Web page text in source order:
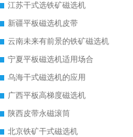
江苏干式选铁矿磁选机
新疆平板磁选机皮带
云南未来有前景的铁矿磁选机
宁夏平板磁选机适用场合
乌海干式磁选机的应用
广西平板高梯度磁选机
陕西皮带永磁滚筒
北京铁矿干式磁选机